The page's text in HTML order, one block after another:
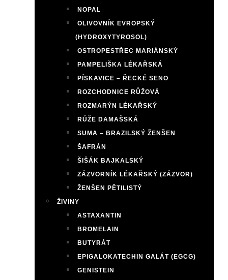
NOPAL
OLIVOVNÍK EVROPSKÝ
(HYDROXYTYROSOL)
OSTROPESTŘEC MARIÁNSKÝ
PAMPELIŠKA LÉKAŘSKÁ
PÍSKAVICE – ŘECKÉ SENO
ROZCHODNICE RŮŽOVÁ
ROZMARÝN LÉKAŘSKÝ
RŮŽE DAMAŠSKÁ
SUMA – BRAZILSKÝ ŽENŠEN
ŠAFRÁN
ŠIŠÁK BAJKALSKÝ
ZÁZVORNÍK LÉKAŘSKÝ (ZÁZVOR)
ŽENŠEN PĚTILISTÝ
ŽIVINY
ASTAXANTIN
BROMELAIN
BUTYRÁT
EPIGALOKATECHIN GALÁT (EGCG)
GENISTEIN